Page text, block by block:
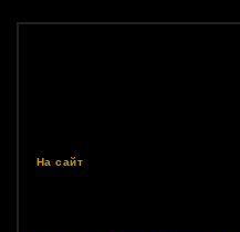
На сайт